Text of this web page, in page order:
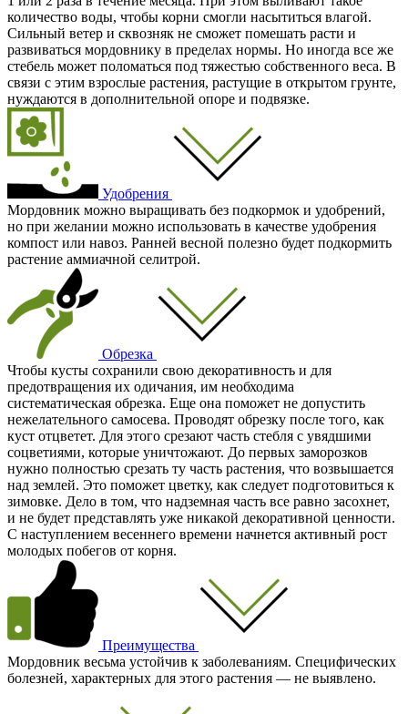
количество воды, чтобы корни смогли насытиться влагой.
Сильный ветер и сквозняк не сможет помешать расти и
развиваться мордовнику в пределах нормы. Но иногда все же
стебель может поломаться под тяжестью собственного веса. В
связи с этим взрослые растения, растущие в открытом грунте,
нуждаются в дополнительной опоре и подвязке.
Удобрения
Мордовник можно выращивать без подкормок и удобрений,
но при желании можно использовать в качестве удобрения
компост или навоз. Ранней весной полезно будет подкормить
растение аммиачной селитрой.
Обрезка
Чтобы кусты сохранили свою декоративность и для
предотвращения их одичания, им необходима
систематическая обрезка. Еще она поможет не допустить
нежелательного самосева. Проводят обрезку после того, как
куст отцветет. Для этого срезают часть стебля с увядшими
соцветиями, которые уничтожают. До первых заморозков
нужно полностью срезать ту часть растения, что возвышается
над землей. Это поможет цветку, как следует подготовиться к
зимовке. Дело в том, что надземная часть все равно засохнет,
и не будет представлять уже никакой декоративной ценности.
С наступлением весеннего времени начнется активный рост
молодых побегов от корня.
Преимущества
Мордовник весьма устойчив к заболеваниям. Специфических
болезней, характерных для этого растения — не выявлено.